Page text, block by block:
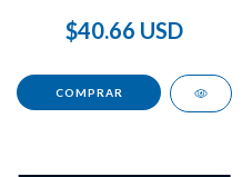
$40.66 USD